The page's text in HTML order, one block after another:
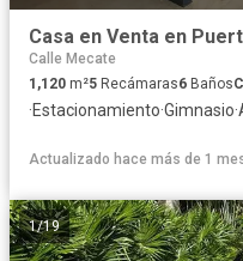
Casa en Venta en
Calle Mecate
1,120 m²5 Recámaras6 Baños
·Estacionamiento·Gimnasio·
Actualizado hace más de 1
1/19